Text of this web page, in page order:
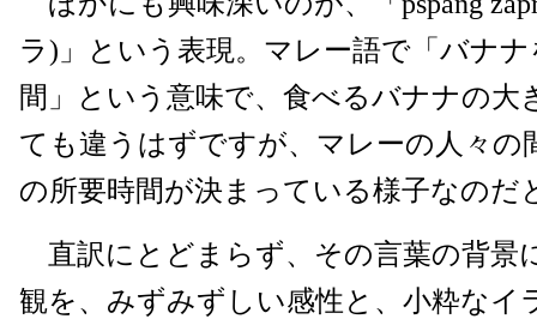
ラ)」という表現。マレー語で「バナ
間」という意味で、食べるバナナの大
ても違うはずですが、マレーの人々の
の所要時間が決まっている様子なのだ
直訳にとどまらず、その言葉の背景
観を、みずみずしい感性と、小粋なイ